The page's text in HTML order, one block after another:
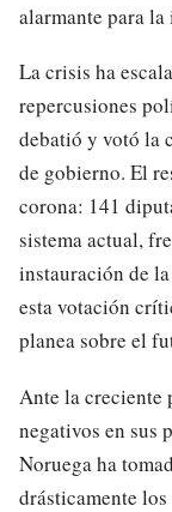
alarmante para
La crisis ha
repercusiones
debatió y votó la
de gobierno. El
corona: 141
sistema actual,
instauración de
esta votación
planea sobre el
Ante la creciente
negativos en sus
Noruega ha
drásticamente